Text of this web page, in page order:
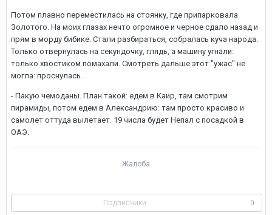
Потом плавно переместилась на стоянку, где припарковала
Золотого. На моих глазах нечто огромное и черное сдало назад и
прям в морду бибике. Стали разбираться, собралась куча народа.
Только отвернулась на секундочку, глядь, а машину угнали:
только хвостиком помахали. Смотреть дальше этот "ужас" не
могла: проснулась.
- Пакую чемоданы. План такой: едем в Каир, там смотрим
пирамиды, потом едем в Александрию: там просто красиво и
самолет оттуда вылетает. 19 числа будет Непал с посадкой в
ОАЭ.
Жалоба
Подписчики 0